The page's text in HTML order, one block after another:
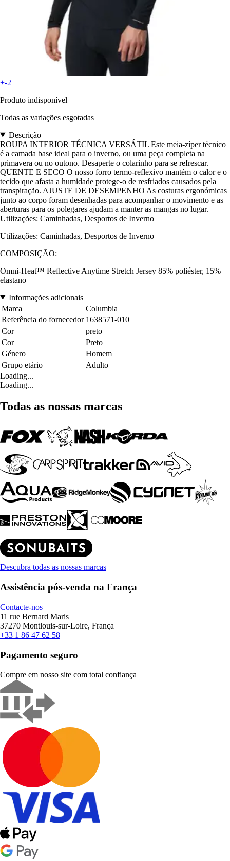
+-2
Produto indisponível
Todas as variações esgotadas
Descrição
ROUPA INTERIOR TÉCNICA VERSÁTIL Este meia-zíper técnico
é a camada base ideal para o inverno, ou uma peça completa na
primavera ou no outono. Desaperte o colarinho para se refrescar.
QUENTE E SECO O nosso forro termo-reflexivo mantém o calor e o
tecido que afasta a humidade protege-o de resfriados causados pela
transpiração. AJUSTE DE DESEMPENHO As costuras ergonómicas
junto ao corpo foram desenhadas para acompanhar o movimento e as
aberturas para os polegares ajudam a manter as mangas no lugar.
Utilizações: Caminhadas, Desportos de Inverno
Utilizações: Caminhadas, Desportos de Inverno
COMPOSIÇÃO:
Omni-Heat™ Reflective Anytime Stretch Jersey 85% poliéster, 15%
elastano
Informações adicionais
Marca
Columbia
Referência do fornecedor 1638571-010
Cor
preto
Cor
Preto
Género
Homem
Grupo etário
Adulto
Loading...
Loading...
Todas as nossas marcas
Descubra todas as nossas marcas
Assistência pós-venda na França
Contacte-nos
11 rue Bernard Maris
37270 Montlouis-sur-Loire, França
+33 1 86 47 62 58
Pagamento seguro
Compre em nosso site com total confiança